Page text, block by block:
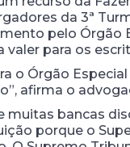
da 3ª
pelo Órgão
para os
o Órgão
afirma o
bancas
porque o